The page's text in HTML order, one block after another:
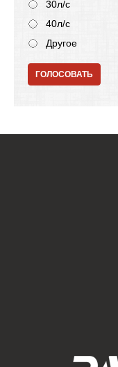
30л/с
40л/с
Другое
ГОЛОСОВАТЬ